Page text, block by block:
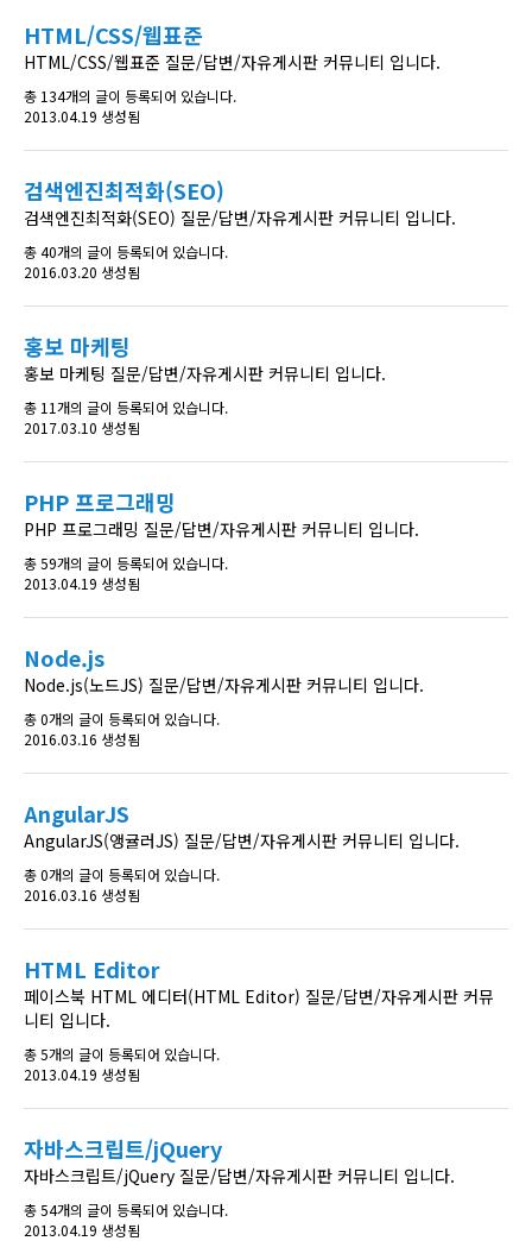
HTML/CSS/웹표준
HTML/CSS/웹표준 질문/답변/자유게시판 커뮤니티 입니다.
총 134개의 글이 등록되어 있습니다.
2013.04.19 생성됨
검색엔진최적화(SEO)
검색엔진최적화(SEO) 질문/답변/자유게시판 커뮤니티 입니다.
총 40개의 글이 등록되어 있습니다.
2016.03.20 생성됨
홍보 마케팅
홍보 마케팅 질문/답변/자유게시판 커뮤니티 입니다.
총 11개의 글이 등록되어 있습니다.
2017.03.10 생성됨
PHP 프로그래밍
PHP 프로그래밍 질문/답변/자유게시판 커뮤니티 입니다.
총 59개의 글이 등록되어 있습니다.
2013.04.19 생성됨
Node.js
Node.js(노드JS) 질문/답변/자유게시판 커뮤니티 입니다.
총 0개의 글이 등록되어 있습니다.
2016.03.16 생성됨
AngularJS
AngularJS(앵귤러JS) 질문/답변/자유게시판 커뮤니티 입니다.
총 0개의 글이 등록되어 있습니다.
2016.03.16 생성됨
HTML Editor
페이스북 HTML 에디터(HTML Editor) 질문/답변/자유게시판 커뮤
니티 입니다.
총 5개의 글이 등록되어 있습니다.
2013.04.19 생성됨
자바스크립트/jQuery
자바스크립트/jQuery 질문/답변/자유게시판 커뮤니티 입니다.
총 54개의 글이 등록되어 있습니다.
2013.04.19 생성됨